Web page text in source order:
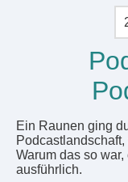
Ein Raunen ging
Warum das so
ausführlich.